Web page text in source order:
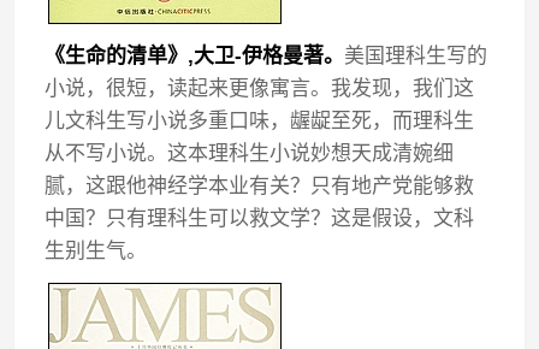
《生命的清单》,大卫-伊格曼著。 美国理科生写的
小说，很短，读起来更像寓言。我发现，我们这
儿文科生写小说多重口味，龌龊至死，而理科生
从不写小说。这本理科生小说妙想天成清婉细
腻，这跟他神经学本业有关？只有地产党能够救
中国？只有理科生可以救文学？这是假设，文科
生别生气。